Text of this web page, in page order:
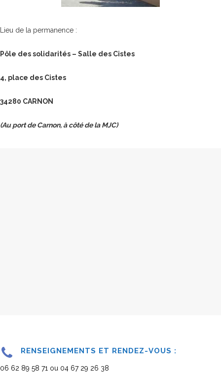
Lieu de la permanence :
Pôle des solidarités – Salle des Cistes
4, place des Cistes
34280 CARNON
(Au port de Carnon, à côté de la MJC)
RENSEIGNEMENTS ET RENDEZ-VOUS :
06 62 89 58 71 ou 04 67 29 26 38